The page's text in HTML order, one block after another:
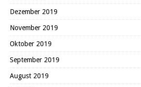
Dezember 2019
November 2019
Oktober 2019
September 2019
August 2019